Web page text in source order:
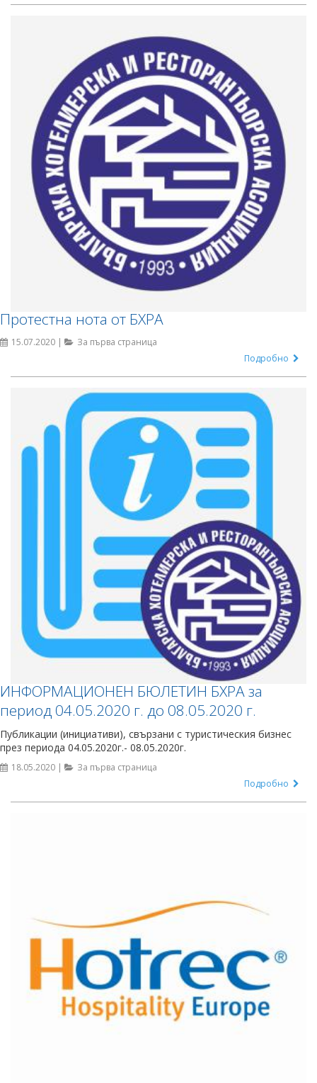
Протестна нота от БХРА
15.07.2020 |
За първа страница
Подробно
ИНФОРМАЦИОНЕН БЮЛЕТИН БХРА за
период 04.05.2020 г. до 08.05.2020 г.
Публикации (инициативи), свързани с туристическия бизнес
през периода 04.05.2020г.- 08.05.2020г.
18.05.2020 |
За първа страница
Подробно